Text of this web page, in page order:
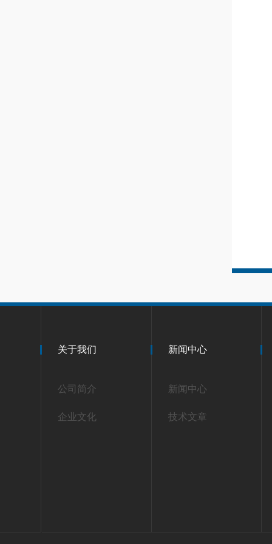
关于我们
公司简介
企业文化
新闻中心
新闻中心
技术文章